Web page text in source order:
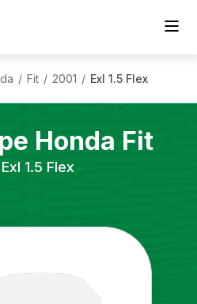
/ Fit / 2001 / Exl 1.5 Flex
Honda Fit
Exl 1.5 Flex